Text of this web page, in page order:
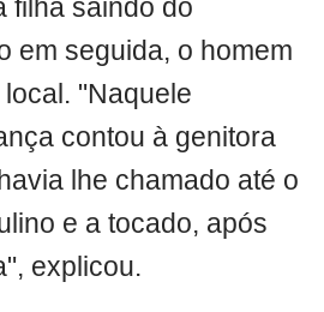
filha saindo do
em seguida, o homem
"Naquele
contou à genitora
lhe chamado até o
e a tocado, após
explicou.